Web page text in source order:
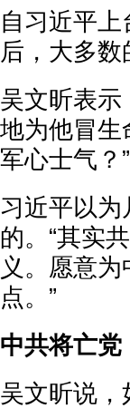
自习近平
后，大多
吴文昕表示
地为他冒生
军心士气？”
习近平以
的。“其实
义。愿意
点。”
中共将亡党
吴文昕说